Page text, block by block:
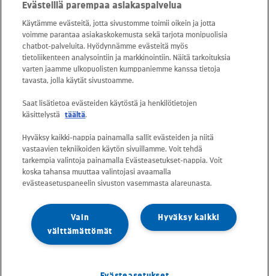
snt/puhelu + 16,69 snt/min)
Asiakaspalvelu: 0800 30880
avoinna arkisin ma - pe klo 8-16
sähköposti:
etunimi.sukunimi@kuusakoski.com, ellei
yhteystiedoissa toisin mainita.
Tietosuoja Kuusakoskella
Tietoturvapolitiikka
Evästeillä parempaa asiakaspalvelua
Käytämme evästeitä, jotta sivustomme toimii oikein ja jotta
voimme parantaa asiakaskokemusta sekä tarjota monipuolisia
chatbot-palveluita. Hyödynnämme evästeitä myös
tietoliikenteen analysointiin ja markkinointiin. Näitä tarkoituksia
varten jaamme ulkopuolisten kumppaniemme kanssa tietoja
tavasta, jolla käytät sivustoamme.
Saat lisätietoa evästeiden käytöstä ja henkilötietojen
käsittelystä
täältä.
Hyväksy kaikki-nappia painamalla sallit evästeiden ja niitä
vastaavien tekniikoiden käytön sivuillamme. Voit tehdä
tarkempia valintoja painamalla Evästeasetukset-nappia. Voit
koska tahansa muuttaa valintojasi avaamalla
evästeasetuspaneelin sivuston vasemmasta alareunasta.
Hyväksy kaikki
Vain
välttämättömät